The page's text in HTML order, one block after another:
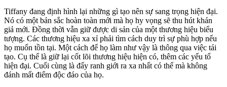
Tiffany đang định hình lại những gì tạo nên sự sang trọng hiện đại.
Nó có một bản sắc hoàn toàn mới mà họ hy vọng sẽ thu hút khán
giả mới. Đồng thời vẫn giữ được di sản của một thương hiệu biểu
tượng. Các thương hiệu xa xỉ phải tìm cách duy trì sự phù hợp nếu
họ muốn tồn tại. Một cách để họ làm như vậy là thông qua việc tái
tạo. Cụ thể là giữ lại cốt lõi thương hiệu hiện có, thêm các yếu tố
hiện đại. Cuối cùng là đẩy ranh giới ra xa nhất có thể mà không
đánh mất điểm độc đáo của họ.